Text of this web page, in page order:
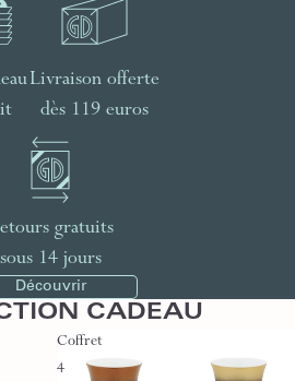
Livraison offerte
dès 119 euros
gratuits
sous 14 jours
Découvrir
CADEAU
Coffret
4